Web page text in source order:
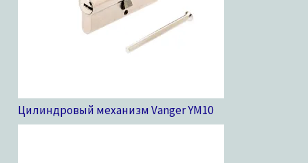
Цилиндровый механизм Vanger YM10